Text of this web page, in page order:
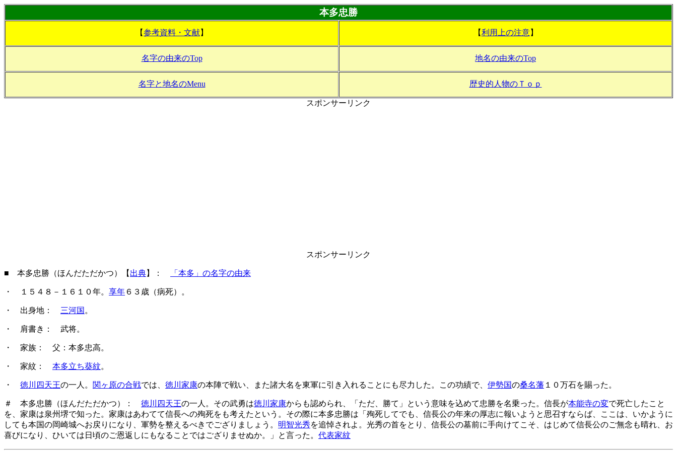
本多忠勝
【参考資料・文献】 【利用上の注意】
名字の由来のTop 地名の由来のTop
名字と地名のMenu 歴史的人物のＴｏｐ
スポンサーリンク
スポンサーリンク
■ 本多忠勝（ほんだただかつ）【 出典】： 「本多」の名字の由来
・ １５４８－１６１０年。 享年 ６３歳（病死）。
・ 出身地： 三河国 。
・ 肩書き： 武将。
・ 家族： 父：本多忠高。
・ 家紋： 本多立ち葵紋。
・ 徳川四天王の一人。 関ヶ原の合戦では、 徳川家康の本陣で戦い、また諸大名を東軍に引き入れることにも尽力した。この功績で、 伊勢国の桑名藩 １０万石を賜った。
＃ 本多忠勝（ほんだただかつ）： 徳川四天王の一人。その武勇は徳川家康からも認められ、「ただ、勝て」という意味を込めて忠勝を名乗った。信長が本能寺の変で死亡したこと
を、家康は泉州堺で知った。家康はあわてて信長への殉死をも考えたという。その際に本多忠勝は「殉死してでも、信長公の年来の厚志に報いようと思召すならば、ここは、いかように
しても本国の岡崎城へお戻りになり、軍勢を整えるべきでござりましょう。 明智光秀を追悼されよ。光秀の首をとり、信長公の墓前に手向けてこそ、はじめて信長公のご無念も晴れ、お
喜びになり、ひいては日頃のご恩返しにもなることではござりませぬか。」と言った。 代表家紋